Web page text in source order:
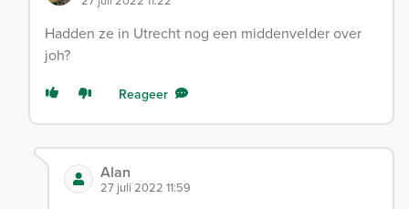
Hadden ze in Utrecht nog een middenvelder over
joh?
Reageer
Alan
27 juli 2022 11:59